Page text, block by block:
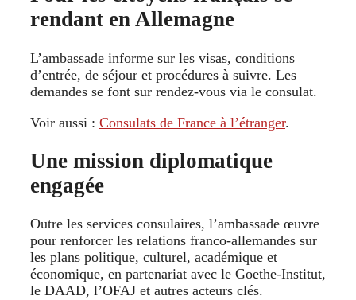
rendant en Allemagne
L’ambassade informe sur les visas, conditions
d’entrée, de séjour et procédures à suivre. Les
demandes se font sur rendez‑vous via le consulat.
Voir aussi : Consulats de France à l’étranger.
Une mission diplomatique
engagée
Outre les services consulaires, l’ambassade œuvre
pour renforcer les relations franco‑allemandes sur
les plans politique, culturel, académique et
économique, en partenariat avec le Goethe‑Institut,
le DAAD, l’OFAJ et autres acteurs clés.